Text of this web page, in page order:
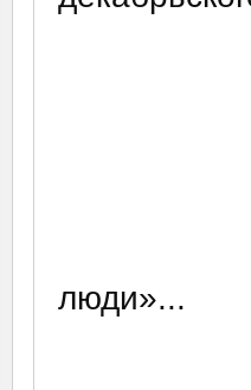
люди»...